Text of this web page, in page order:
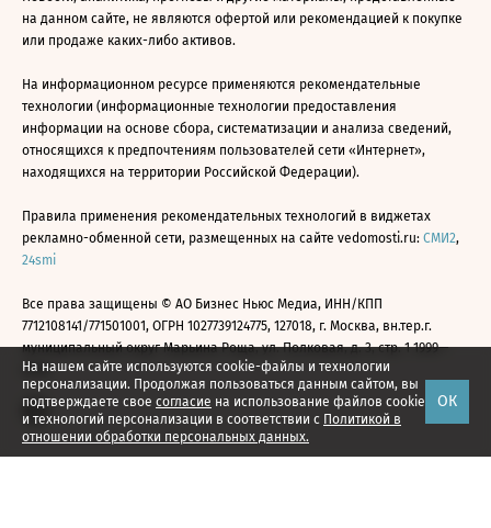
На нашем сайте используются cookie-файлы и технологии
персонализации. Продолжая пользоваться данным сайтом, вы
подтверждаете свое согласие на использование файлов cookie
и технологий персонализации в соответствии с Политикой в
отношении обработки персональных данных.
ОК
на данном сайте, не являются офертой или рекомендацией к покупке
или продаже каких-либо активов.
На информационном ресурсе применяются рекомендательные
технологии (информационные технологии предоставления
информации на основе сбора, систематизации и анализа сведений,
относящихся к предпочтениям пользователей сети «Интернет»,
находящихся на территории Российской Федерации).
Правила применения рекомендательных технологий в виджетах
рекламно-обменной сети, размещенных на сайте vedomosti.ru: СМИ2,
24smi
Все права защищены © АО Бизнес Ньюс Медиа, ИНН/КПП
7712108141/771501001, ОГРН 1027739124775, 127018, г. Москва, вн.тер.г.
муниципальный округ Марьина Роща, ул. Полковая, д. 3, стр. 1 1999—
2026